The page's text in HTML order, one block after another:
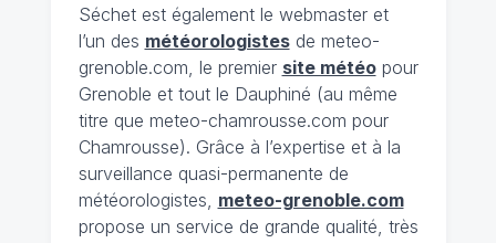
Séchet est également le webmaster et
l’un des météorologistesde meteo-
grenoble.com, le premier site météopour
Grenoble et tout le Dauphiné (au même
titre que meteo-chamrousse.com pour
Chamrousse). Grâce à l’expertise et à la
surveillance quasi-permanente de
météorologistes, meteo-grenoble.com
propose un service de grande qualité, très